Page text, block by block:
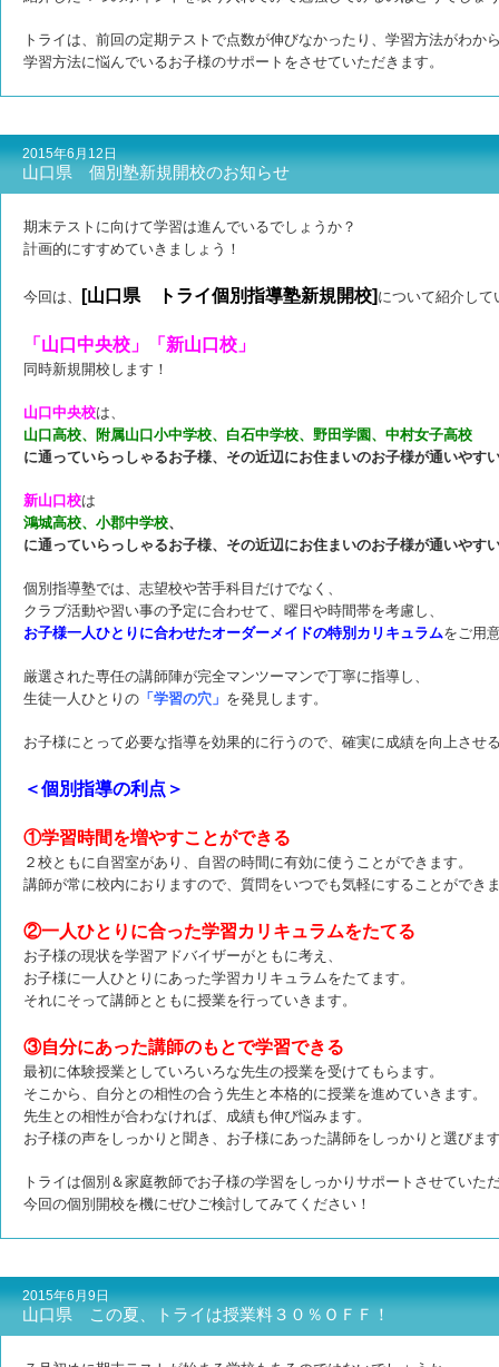
トライは、前回の定期テストで点数が伸びなかったり、学習方法がわか
学習方法に悩んでいるお子様のサポートをさせていただきます。
2015年6月12日
山口県 個別塾新規開校のお知らせ
期末テストに向けて学習は進んでいるでしょうか？
計画的にすすめていきましょう！
今回は、 [山口県 トライ個別指導塾新規開校] について紹介して
「山口中央校」「新山口校」
同時新規開校します！
山口中央校は、
山口高校、附属山口小中学校、白石中学校、野田学園、中村女子高校
に通っていらっしゃるお子様、その近辺にお住まいのお子様が通いやす
新山口校は
鴻城高校、小郡中学校、
に通っていらっしゃるお子様、その近辺にお住まいのお子様が通いやす
個別指導塾では、志望校や苦手科目だけでなく、
クラブ活動や習い事の予定に合わせて、曜日や時間帯を考慮し、
お子様一人ひとりに合わせたオーダーメイドの特別カリキュラムをご用
厳選された専任の講師陣が完全マンツーマンで丁寧に指導し、
生徒一人ひとりの 「学習の穴」 を発見します。
お子様にとって必要な指導を効果的に行うので、 確実に成績を向上させ
＜個別指導の利点＞
①学習時間を増やすことができる
２校ともに自習室があり、自習の時間に有効に使うことができます。
講師が常に校内におりますので、 質問をいつでも気軽にすることができ
②一人ひとりに合った学習カリキュラムをたてる
お子様の現状を学習アドバイザーがともに考え、
お子様に一人ひとりにあった学習カリキュラムをたてます。
それにそって講師とともに授業を行っていきます。
③自分にあった講師のもとで学習できる
最初に体験授業としていろいろな先生の授業を受けてもらます。
そこから、自分との相性の合う先生と本格的に授業を進めていきます。
先生との相性が合わなければ、成績も伸び悩みます。
お子様の声をしっかりと聞き、お子様にあった講師をしっかりと選びま
トライは個別＆家庭教師でお子様の学習をしっかりサポートさせていた
今回の個別開校を機にぜひご検討してみてください！
2015年6月9日
山口県 この夏、トライは授業料３０％ＯＦＦ！